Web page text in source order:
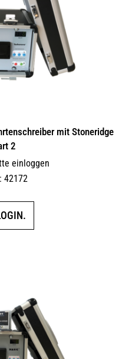
mit Stoneridge
2
einloggen
42172